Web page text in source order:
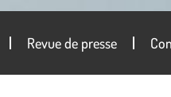
Revue de presse